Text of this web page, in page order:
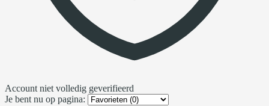
Account niet volledig geverifieerd
Je bent nu op pagina: